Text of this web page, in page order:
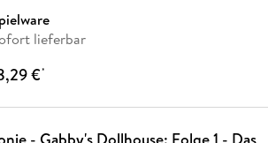
lieferbar
€*